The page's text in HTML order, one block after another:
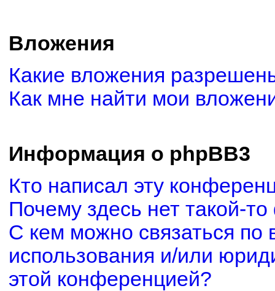
Вложения
Какие вложения
Как мне найти мои
Информация о phpBB3
Кто написал эту
Почему здесь нет такой-
С кем можно связаться по
использования и/или
этой конференцией?